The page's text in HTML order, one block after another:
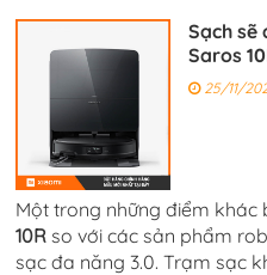
Sạch
Saros
25/11/
Một trong những điểm khác
10R so với các sản phẩm
sạc đa năng 3.0. Trạm sạc